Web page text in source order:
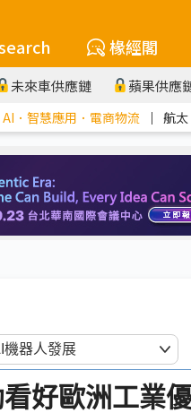
椽經閣
未來車供應鏈 蘋果供應
AI．智慧應用．電商物流 ｜ 航
好歐洲工業